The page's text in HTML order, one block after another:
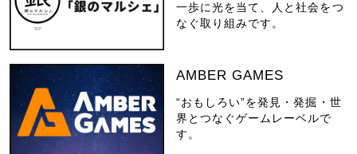
一歩に光を当て、人と社会をつ
なぐ取り組みです。
AMBER GAMES
“おもしろい”を発見・発掘・世
界とつなぐゲームレーベルで
す。